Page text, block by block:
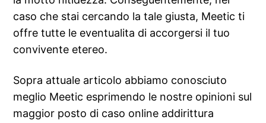
caso che stai cercando la tale giusta, Meetic ti
offre tutte le eventualita di accorgersi il tuo
convivente etereo.
Sopra attuale articolo abbiamo conosciuto
meglio Meetic esprimendo le nostre opinioni sul
maggior posto di caso online addirittura